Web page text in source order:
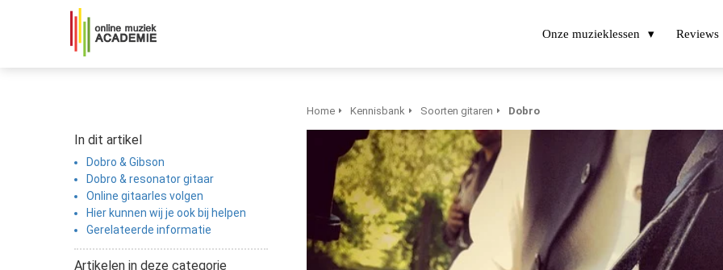
Onze muzieklessen Reviews
In dit artikel
Dobro & Gibson
Dobro & resonator gitaar
Online gitaarles volgen
Hier kunnen wij je ook bij helpen
Gerelateerde informatie
Artikelen in deze categorie
Home Kennisbank Soorten gitaren Dobro